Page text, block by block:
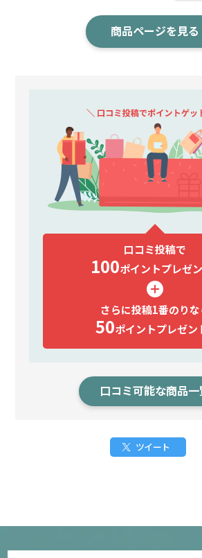
商品ページを見る
口コミ投稿で
100ポイントプレゼ
さらに投稿1番のりな
50ポイントプレゼン
口コミ可能な商品
ツイート